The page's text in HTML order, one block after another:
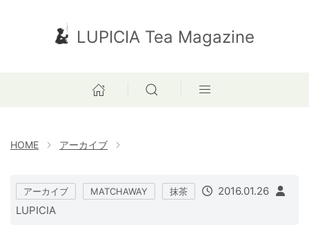
LUPICIA Tea Magazine
HOME アーカイブ
アーカイブ MATCHAWAY 抹茶
2016.01.26
LUPICIA